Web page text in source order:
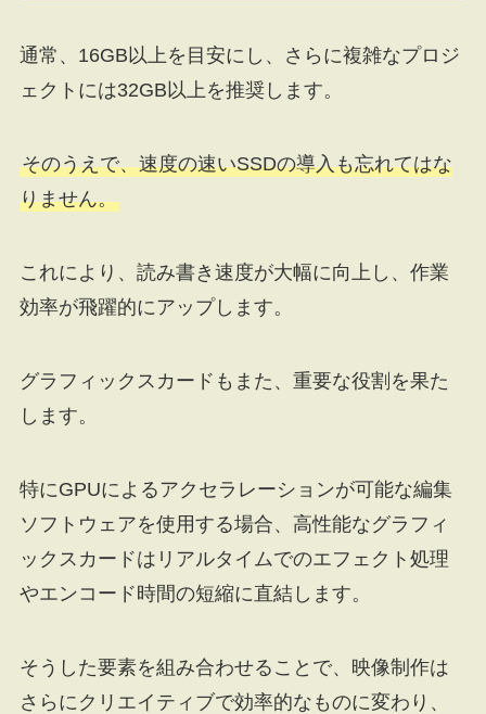
通常、16GB以上を目安にし、さらに複雑なプロジ
ェクトには32GB以上を推奨します。
そのうえで、速度の速いSSDの導入も忘れてはな
りません。
これにより、読み書き速度が大幅に向上し、作業
効率が飛躍的にアップします。
グラフィックスカードもまた、重要な役割を果た
します。
特にGPUによるアクセラレーションが可能な編集
ソフトウェアを使用する場合、高性能なグラフィ
ックスカードはリアルタイムでのエフェクト処理
やエンコード時間の短縮に直結します。
そうした要素を組み合わせることで、映像制作は
さらにクリエイティブで効率的なものに変わり、